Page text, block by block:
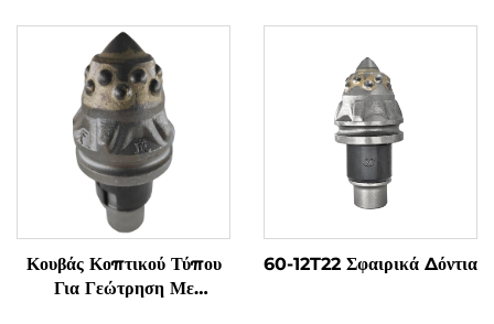
Κουβάς Κοπτικού Τύπου
Για Γεώτρηση Με
60-12T22 Σφαιρικά Δόντια